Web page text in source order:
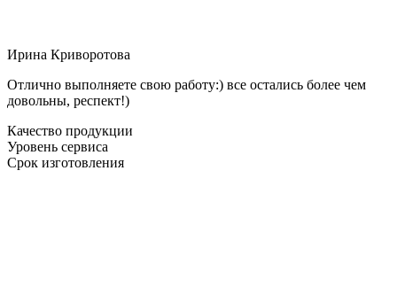
Ирина Криворотова
Отлично выполняете свою работу:) все остались более чем
довольны, респект!)
Качество продукции
Уровень сервиса
Срок изготовления